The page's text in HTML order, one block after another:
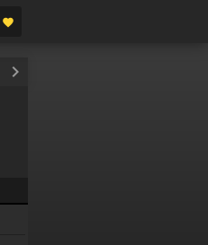
favorite
keyboard_arrow_right